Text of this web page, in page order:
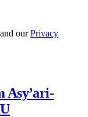
ourPrivacy
Asy’ari-